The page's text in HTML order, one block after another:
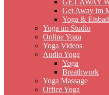
GET AWAY
Get Away im
Yoga &
Yoga im Studio
Online Yoga
Yoga Videos
Audio Yoga
Yoga
Breathwork
Yoga Massage
Office Yoga